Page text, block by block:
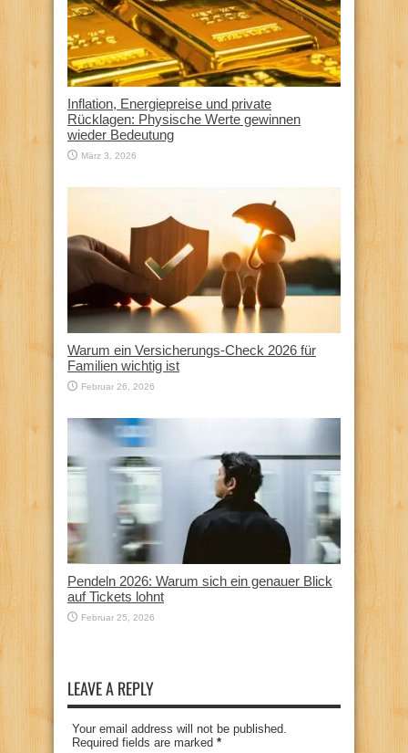
Inflation, Energiepreise und private
Rücklagen: Physische Werte gewinnen
wieder Bedeutung
März 3, 2026
Warum ein Versicherungs-Check 2026 für
Familien wichtig ist
Februar 26, 2026
Pendeln 2026: Warum sich ein genauer Blick
auf Tickets lohnt
Februar 25, 2026
LEAVE A REPLY
Your email address will not be published.
Required fields are marked *